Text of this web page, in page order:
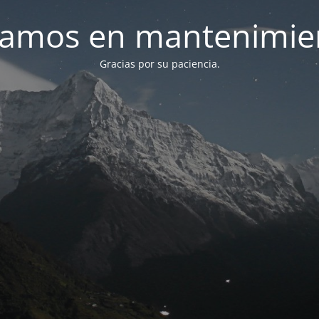
en
Gracias por su paciencia.